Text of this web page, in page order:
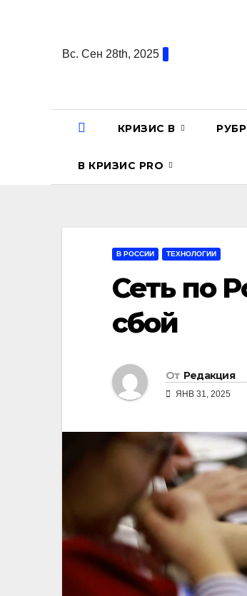
содержаниюВс. Сен 28th, 2025
КРИЗИС В
В КРИЗИС PRO
В РОССИИ ТЕХНОЛОГИИ
Сеть по
сбой
От Редакция
ЯНВ 31, 2025